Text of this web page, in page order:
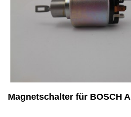
Magnetschalter für BOSCH